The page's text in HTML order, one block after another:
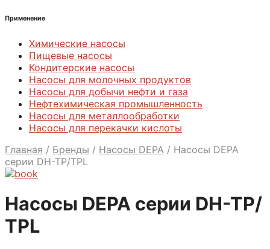
Применение
Химические насосы
Пищевые насосы
Кондитерские насосы
Насосы для молочных продуктов
Насосы для добычи нефти и газа
Нефтехимическая промышленность
Насосы для металлообработки
Насосы для перекачки кислоты
Главная / Бренды / Насосы DEPA / Насосы DEPA
серии DН-ТP/ТPL
Насосы DEPA серии DН-ТP/
ТPL